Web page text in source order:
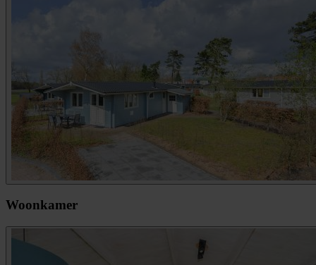
Woonkamer